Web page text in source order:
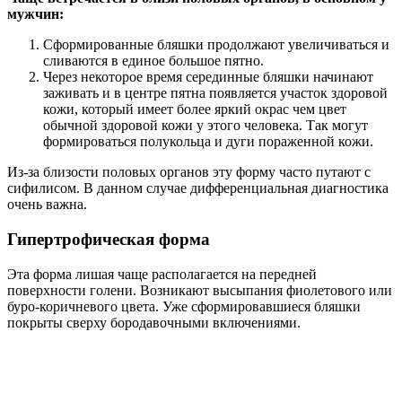
мужчин:
Сформированные бляшки продолжают увеличиваться и
сливаются в единое большое пятно.
Через некоторое время серединные бляшки начинают
заживать и в центре пятна появляется участок здоровой
кожи, который имеет более яркий окрас чем цвет
обычной здоровой кожи у этого человека. Так могут
формироваться полукольца и дуги пораженной кожи.
Из-за близости половых органов эту форму часто путают с
сифилисом. В данном случае дифференциальная диагностика
очень важна.
Гипертрофическая форма
Эта форма лишая чаще располагается на передней
поверхности голени. Возникают высыпания фиолетового или
буро-коричневого цвета. Уже сформировавшиеся бляшки
покрыты сверху бородавочными включениями.